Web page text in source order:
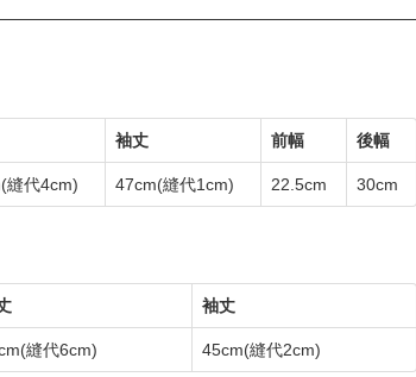
袖丈 前幅 後幅
(縫代4cm) 47cm(縫代1cm) 22.5cm 30cm
袖丈
(縫代6cm) 45cm(縫代2cm)